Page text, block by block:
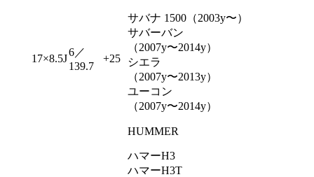
17×8.5J
6／
139.7
+25
サバナ 1500（2003y〜）
サバーバン
（2007y〜2014y）
シエラ
（2007y〜2013y）
ユーコン
（2007y〜2014y）
HUMMER
ハマーH3
ハマーH3T